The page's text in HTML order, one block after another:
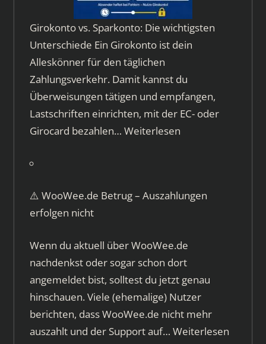
Girokonto vs. Sparkonto: Die wichtigsten
Unterschiede Ein Girokonto ist dein
Alleskönner für den täglichen
Zahlungsverkehr. Damit kannst du
Überweisungen tätigen und empfangen,
Lastschriften einrichten, mit der EC- oder
Girocard bezahlen… Weiterlesen
⚠️ WooWee.de Betrug – Auszahlungen
erfolgen nicht
Wenn du aktuell über WooWee.de
nachdenkst oder sogar schon dort
angemeldet bist, solltest du jetzt genau
hinschauen. Viele (ehemalige) Nutzer
berichten, dass WooWee.de nicht mehr
auszahlt und der Support auf… Weiterlesen